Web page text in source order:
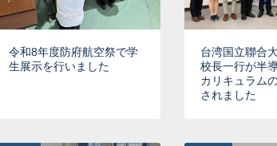
令和8年度防府航空祭で学
生展示を行いました
台湾国立聯合
校長一行が半
カリキュラム
されました